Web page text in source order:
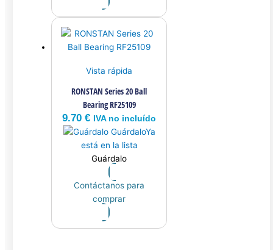
Vista rápida
RONSTAN Series 20 Ball
Bearing RF25109
9.70€ IVA no incluído
GuárdaloYa
está en la lista
Guárdalo
Contáctanos para
comprar